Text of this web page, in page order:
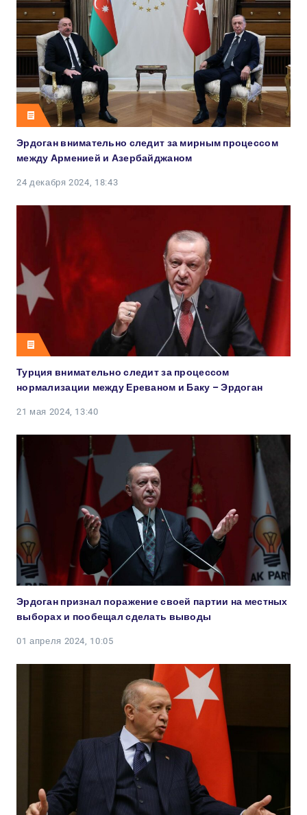
Эрдоган внимательно следит за мирным процессом
между Арменией и Азербайджаном
24 декабря 2024, 18:43
Турция внимательно следит за процессом
нормализации между Ереваном и Баку – Эрдоган
21 мая 2024, 13:40
Эрдоган признал поражение своей партии на местных
выборах и пообещал сделать выводы
01 апреля 2024, 10:05